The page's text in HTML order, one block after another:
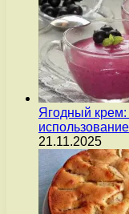
Ягодный крем:
21.11.2025